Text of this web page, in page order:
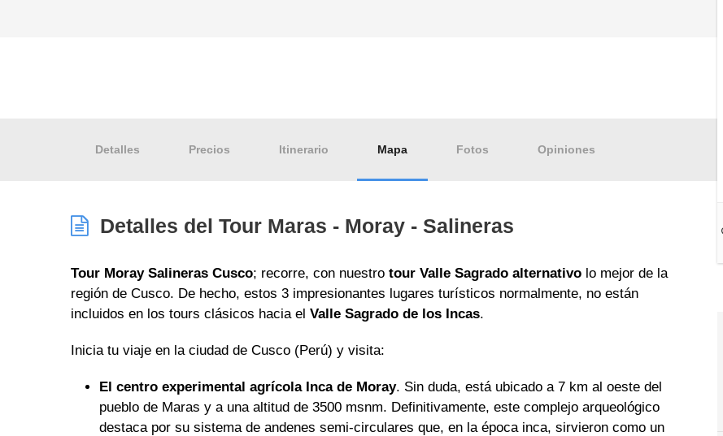
Detalles Precios Itinerario Mapa Fotos Opiniones
Detalles del Tour Maras - Moray - Salineras
Tour Moray Salineras Cusco; recorre, con nuestro tour Valle Sagrado alternativo lo mejor de la
región de Cusco. De hecho, estos 3 impresionantes lugares turísticos normalmente, no están
incluidos en los tours clásicos hacia el Valle Sagrado de los Incas.
Inicia tu viaje en la ciudad de Cusco (Perú) y visita:
El centro experimental agrícola Inca de Moray. Sin duda, está ubicado a 7 km al oeste del
pueblo de Maras y a una altitud de 3500 msnm. Definitivamente, este complejo arqueológico
destaca por su sistema de andenes semi-circulares que, en la época inca, sirvieron como un